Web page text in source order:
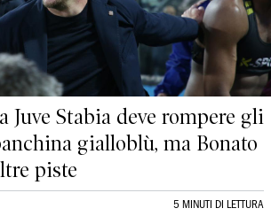
Juve Stabia deve rompere gli
gialloblù, ma Bonato
piste
5 MINUTI DI LETTURA